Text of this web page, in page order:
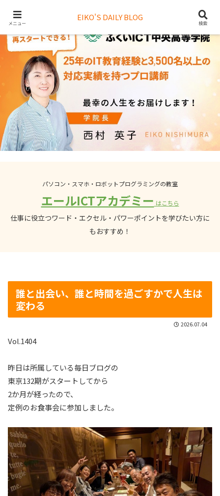
パソコン・スマホ・ロボットプログラミングの教室
エールICTアカデミー はこちら
仕事に役立つワード・エクセル・パワーポイントを学びたい方に
もおすすめ！
誰と出会い、誰と時間を過ごすかで人生は
変わる
2026.07.04
Vol.1404
昨日は所属している毎日ブログの
東京132期がスタートしてから
2か月が経ったので、
定例のお食事会に参加しました。
メニュー
EIKO'S DAILY BLOG
検索